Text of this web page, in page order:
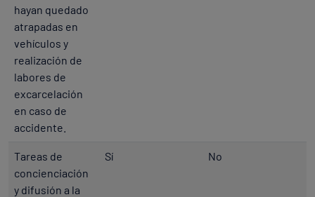
hayan quedado
atrapadas en
vehículos y
realización de
labores de
excarcelación
en caso de
accidente.
Tareas de
concienciación
y difusión a la
Sí No